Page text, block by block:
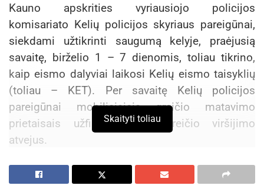
Kauno apskrities vyriausiojo policijos
komisariato Kelių policijos skyriaus pareigūnai,
siekdami užtikrinti saugumą kelyje, praėjusią
savaitę, birželio 1 – 7 dienomis, toliau tikrino,
kaip eismo dalyviai laikosi Kelių eismo taisyklių
(toliau – KET). Per savaitę Kelių policijos
pareigūnai mobiliaisiais greičio matavimo
prietaisais užfiksavo 619 greičio viršijimo
atvejus.
Praėjusią savaitę Kelių policijos pareigūnai ir
toliau vykdė policines priemones, skirtas
Skaityti toliau